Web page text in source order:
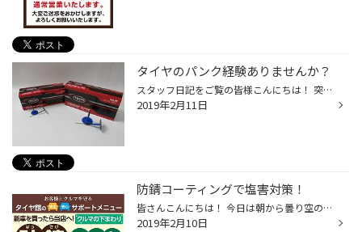
タイヤのパンク経験ありませんか？
スタッフ日記をご覧の皆様こんにちは！ 突然ですがお車のタイヤに釘などが刺さってパンク経験したことありませんか？ 当店ではパンク修理も実施しております。 タイヤの内側から修理するので、外側から修理するものより確実に空気漏れを防ぐことができます。 ※パンク箇所によって修理できないことが...
2019年2月11日
防錆コーティングで塩害対策！
皆さんこんにちは！ 今日は朝から曇り空の上越市ですね！ 久し振りに積りましたね〜！今朝も早めに出勤準備して除雪してから出てきました！ 今シーズンは除雪車の出動も少ないですが、いざ積ると大変助かります！ この雪で国道など凍結防止剤が撒かれたのではないでしょうか？ ご存知の方が多いと思...
2019年2月10日